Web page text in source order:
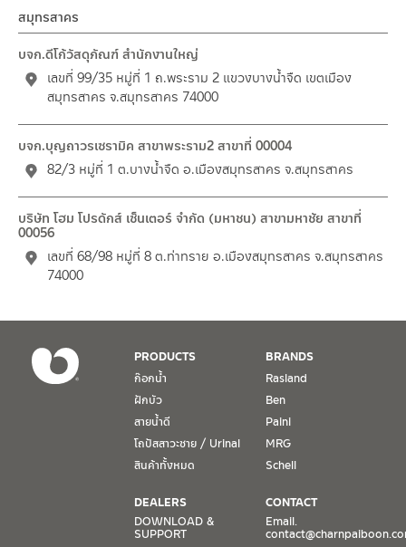
สมุทรสาคร
บจก.ดีโก้วัสดุภัณฑ์ สำนักงานใหญ่
เลขที่ 99/35 หมู่ที่ 1 ถ.พระราม 2 แขวงบางน้ำจืด เขตเมือง
สมุทรสาคร จ.สมุทรสาคร 74000
บจก.บุญถาวรเซรามิค สาขาพระราม2 สาขาที่ 00004
82/3 หมู่ที่ 1 ต.บางน้ำจืด อ.เมืองสมุทรสาคร จ.สมุทรสาคร
บริษัท โฮม โปรดักส์ เซ็นเตอร์ จำกัด (มหาชน) สาขามหาชัย สาขาที่
00056
เลขที่ 68/98 หมู่ที่ 8 ต.ท่าทราย อ.เมืองสมุทรสาคร จ.สมุทรสาคร
74000
PRODUCTS
ก๊อกน้ำ
ฝักบัว
สายน้ำดี
โถปัสสาวะชาย / Urinal
สินค้าทั้งหมด
BRANDS
Rasland
Ben
Paini
MRG
Schell
DEALERS
DOWNLOAD &
SUPPORT
CONTACT
Email.